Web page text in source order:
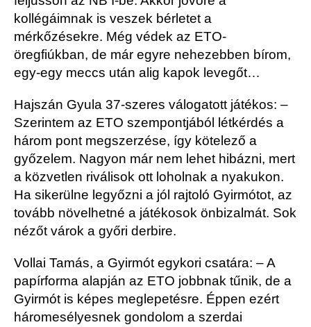
kollégáimnak is veszek bérletet a
mérkőzésekre. Még védek az ETO-
öregfiúkban, de már egyre nehezebben bírom,
egy-egy meccs után alig kapok levegőt…
Hajszán Gyula 37-szeres válogatott játékos: –
Szerintem az ETO szempontjából létkérdés a
három pont megszerzése, így kötelező a
győzelem. Nagyon már nem lehet hibázni, mert
a közvetlen riválisok ott loholnak a nyakukon.
Ha sikerülne legyőzni a jól rajtoló Gyirmótot, az
tovább növelhetné a játékosok önbizalmát. Sok
nézőt várok a győri derbire.
Vollai Tamás, a Gyirmót egykori csatára: – A
papírforma alapján az ETO jobbnak tűnik, de a
Gyirmót is képes meglepetésre. Éppen ezért
háromesélyesnek gondolom a szerdai